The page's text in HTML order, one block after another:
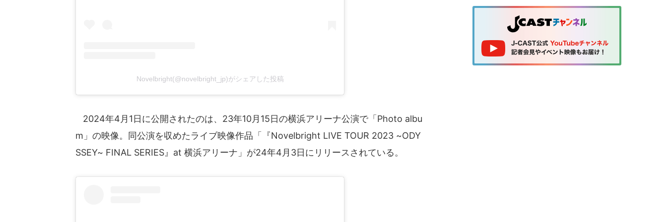
Novelbright(@novelbright_jp)がシェアした投稿
2024年4月1日に公開されたのは、23年10月15日の横浜アリーナ公演で「Photo albu
m」の映像。同公演を収めたライブ映像作品「『Novelbright LIVE TOUR 2023 ~ODY
SSEY~ FINAL SERIES』at 横浜アリーナ」が24年4月3日にリリースされている。